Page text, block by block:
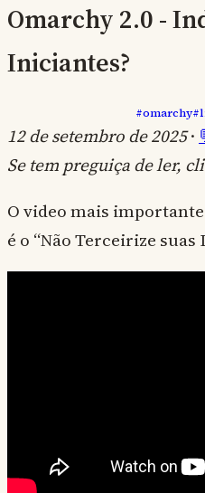
Omarchy 2.0 -
Iniciantes?
#omarchy
12 de setembro de 2025·
Se tem preguiça de ler,
O video mais
é o “Não Terceirize suas